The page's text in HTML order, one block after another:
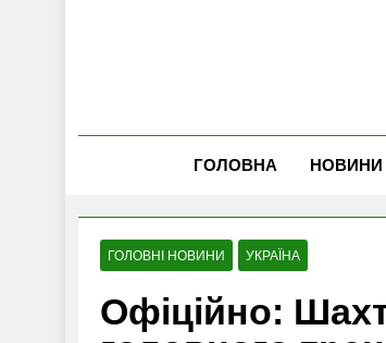
ГОЛОВНА НОВИНИ
ГОЛОВНІ НОВИНИ УКРАЇНА
Офіційно: